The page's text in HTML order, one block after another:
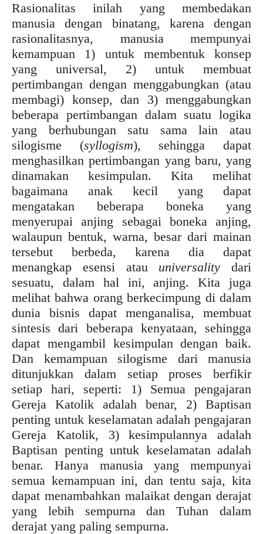
Rasionalitas inilah yang membedakan
manusia dengan binatang, karena dengan
rasionalitasnya, manusia mempunyai
kemampuan 1) untuk membentuk konsep
yang universal, 2) untuk membuat
pertimbangan dengan menggabungkan (atau
membagi) konsep, dan 3) menggabungkan
beberapa pertimbangan dalam suatu logika
yang berhubungan satu sama lain atau
silogisme (syllogism), sehingga dapat
menghasilkan pertimbangan yang baru, yang
dinamakan kesimpulan. Kita melihat
bagaimana anak kecil yang dapat
mengatakan beberapa boneka yang
menyerupai anjing sebagai boneka anjing,
walaupun bentuk, warna, besar dari mainan
tersebut berbeda, karena dia dapat
menangkap esensi atau universality dari
sesuatu, dalam hal ini, anjing. Kita juga
melihat bahwa orang berkecimpung di dalam
dunia bisnis dapat menganalisa, membuat
sintesis dari beberapa kenyataan, sehingga
dapat mengambil kesimpulan dengan baik.
Dan kemampuan silogisme dari manusia
ditunjukkan dalam setiap proses berfikir
setiap hari, seperti: 1) Semua pengajaran
Gereja Katolik adalah benar, 2) Baptisan
penting untuk keselamatan adalah pengajaran
Gereja Katolik, 3) kesimpulannya adalah
Baptisan penting untuk keselamatan adalah
benar. Hanya manusia yang mempunyai
semua kemampuan ini, dan tentu saja, kita
dapat menambahkan malaikat dengan derajat
yang lebih sempurna dan Tuhan dalam
derajat yang paling sempurna.